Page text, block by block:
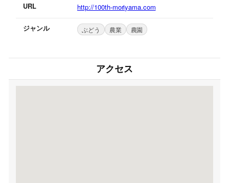
URL http://100th-moriyama.com
ジャンル ぶどう 農業 農園
アクセス